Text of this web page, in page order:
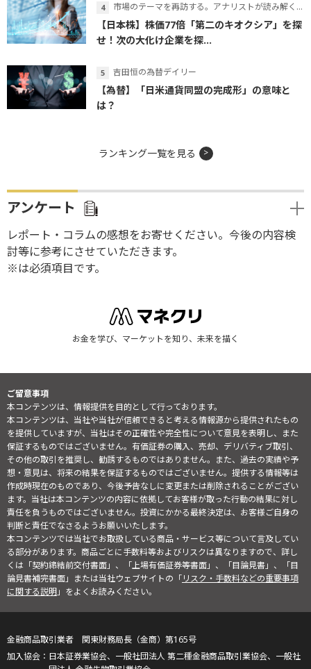
市場のテーマを再訪する。アナリストが読み解くテーマの本質
【日本株】株価77倍「第二のキオクシア」を探
せ！次の大化け企業を探...
吉田恒の為替デイリー
【為替】「日米通貨同盟の完成形」の意味と
は？
ランキング一覧を見る
アンケート
レポート・コラムの感想をお寄せください。今後の内容検
討等に参考にさせていただきます。
※は必須項目です。
お金を学び、マーケットを知り、未来を描く
ご留意事項
本コンテンツは、情報提供を目的として行っております。
本コンテンツは、当社や当社が信頼できると考える情報源から提供されたもの
を提供していますが、当社はその正確性や完全性について意見を表明し、また
保証するものではございません。有価証券の購入、売却、デリバティブ取引、
その他の取引を推奨し、勧誘するものではありません。また、過去の実績や予
想・意見は、将来の結果を保証するものではございません。提供する情報等は
作成時現在のものであり、今後予告なしに変更または削除されることがござい
ます。当社は本コンテンツの内容に依拠してお客様が取った行動の結果に対し
責任を負うものではございません。投資にかかる最終決定は、お客様ご自身の
判断と責任でなさるようお願いいたします。
本コンテンツでは当社でお取扱している商品・サービス等について言及してい
る部分があります。商品ごとに手数料等およびリスクは異なりますので、詳し
くは「契約締結前交付書面」、「上場有価証券等書面」、「目論見書」、「目
論見書補完書面」または当社ウェブサイトの「リスク・手数料などの重要事項
に関する説明」をよくお読みください。
金融商品取引業者 関東財務局長（金商）第165号
日本証券業協会、一般社団法人 第二種金融商品取引業協会、一般社